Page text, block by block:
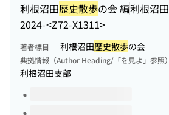
利根沼田歴史散歩の会 編利根沼田
2024-<Z72-X1311>
著者標目 利根沼田歴史散歩の会
典拠情報（Author Heading/「を見よ」参照）
利根沼田支部
このタイトルの巻号